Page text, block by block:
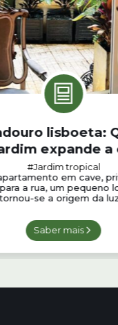
lisboeta:
expande a
#Jardim tropical
em cave,
a rua, um pequeno
se a origem da
Saber mais